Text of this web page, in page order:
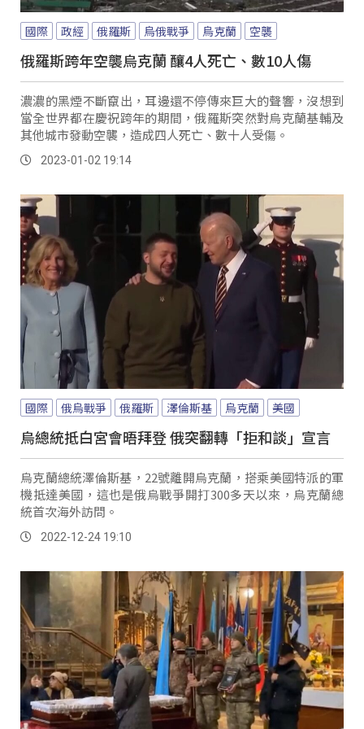
國際 政經 俄羅斯 烏俄戰爭 烏克蘭 空襲
俄羅斯跨年空襲烏克蘭 釀4人死亡、數10人傷
濃濃的黑煙不斷竄出，耳邊還不停傳來巨大的聲響，沒想到
當全世界都在慶祝跨年的期間，俄羅斯突然對烏克蘭基輔及
其他城市發動空襲，造成四人死亡、數十人受傷。
2023-01-02 19:14
國際 俄烏戰爭 俄羅斯 澤倫斯基 烏克蘭 美國
烏總統抵白宮會晤拜登 俄突翻轉「拒和談」宣言
烏克蘭總統澤倫斯基，22號離開烏克蘭，搭乘美國特派的軍
機抵達美國，這也是俄烏戰爭開打300多天以來，烏克蘭總
統首次海外訪問。
2022-12-24 19:10